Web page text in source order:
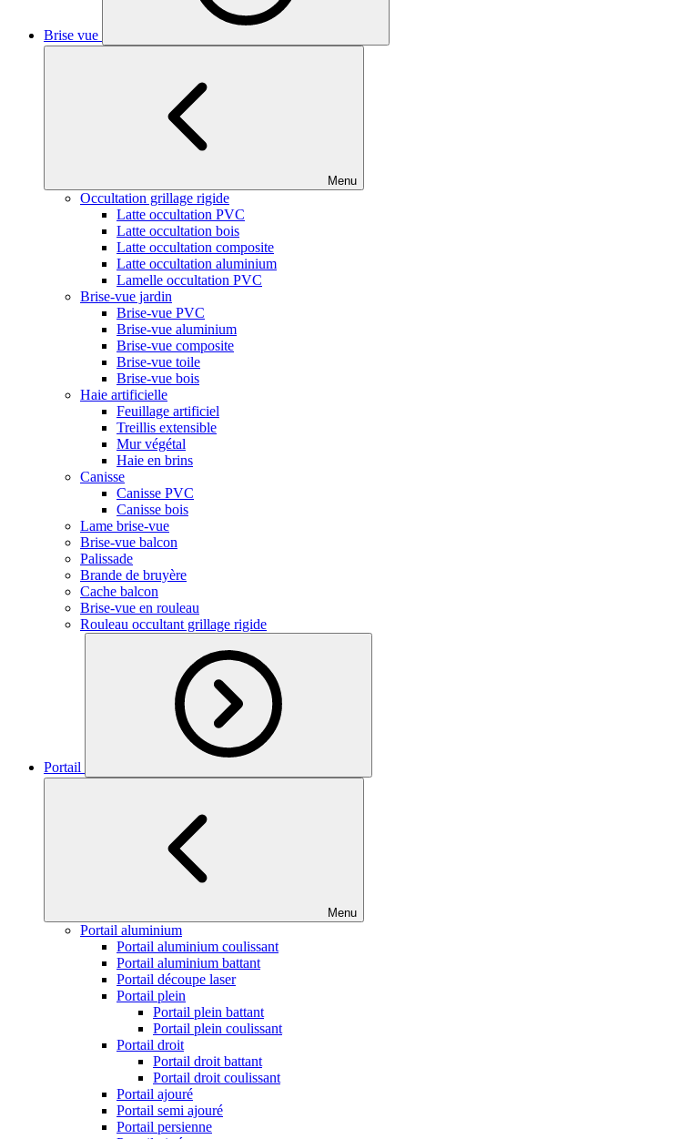
Brise vue
Menu
Occultation grillage rigide
Latte occultation PVC
Latte occultation bois
Latte occultation composite
Latte occultation aluminium
Lamelle occultation PVC
Brise-vue jardin
Brise-vue PVC
Brise-vue aluminium
Brise-vue composite
Brise-vue toile
Brise-vue bois
Haie artificielle
Feuillage artificiel
Treillis extensible
Mur végétal
Haie en brins
Canisse
Canisse PVC
Canisse bois
Lame brise-vue
Brise-vue balcon
Palissade
Brande de bruyère
Cache balcon
Brise-vue en rouleau
Rouleau occultant grillage rigide
Portail
Menu
Portail aluminium
Portail aluminium coulissant
Portail aluminium battant
Portail découpe laser
Portail plein
Portail plein battant
Portail plein coulissant
Portail droit
Portail droit battant
Portail droit coulissant
Portail ajouré
Portail semi ajouré
Portail persienne